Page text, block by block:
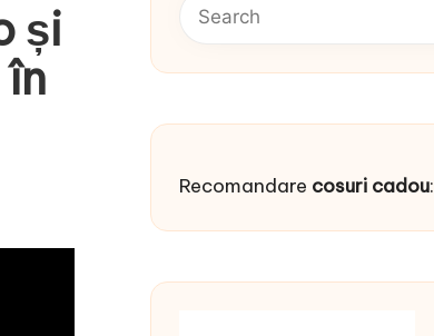
și
Recomandare cosuri cadou: